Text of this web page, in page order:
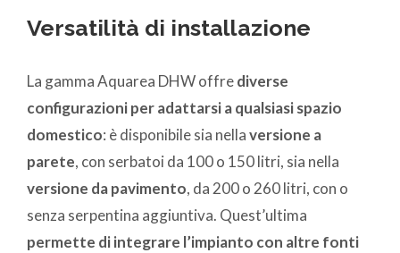
Versatilità di installazione
La gamma Aquarea DHW offrediverse
configurazioni per adattarsi a qualsiasi spazio
domestico: è disponibile sia nellaversione a
parete, con serbatoi da 100 o 150 litri, sia nella
versione da pavimento, da 200 o 260 litri, con o
senza serpentina aggiuntiva. Quest’ultima
permette di integrare l’impianto con altre fonti